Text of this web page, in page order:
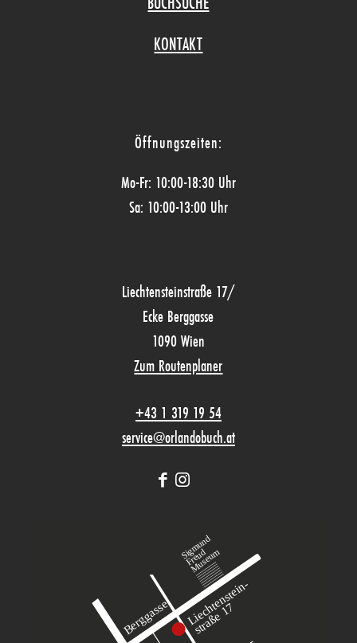
KONTAKT
Öffnungszeiten:
Mo-Fr: 10:00-18:30 Uhr
Sa: 10:00-13:00 Uhr
Liechtensteinstraße 17/
Ecke Berggasse
1090 Wien
Zum Routenplaner
+43 1 319 19 54
service@orlandobuch.at